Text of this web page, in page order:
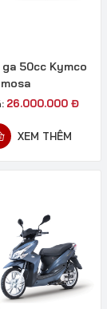
ga 50cc Kymco
26.000.000 Đ
XEM THÊM